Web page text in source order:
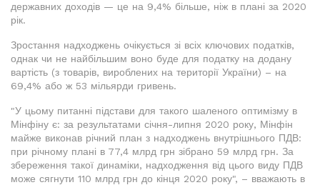
державних доходів — це на 9,4% більше, ніж в плані за 2020
рік.
Зростання надходжень очікується зі всіх ключових податків,
однак чи не найбільшим воно буде для податку на додану
вартість (з товарів, вироблених на території України) – на
69,4% або ж 53 мільярди гривень.
"У цьому питанні підстави для такого шаленого оптимізму в
Мінфіну є: за результатами січня-липня 2020 року, Мінфін
майже виконав річний план з надходжень внутрішнього ПДВ:
при річному плані в 77,4 млрд грн зібрано 59 млрд грн. За
збереження такої динаміки, надходження від цього виду ПДВ
може сягнути 110 млрд грн до кінця 2020 року", – вважають в